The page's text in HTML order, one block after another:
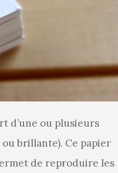
d’une ou plusieurs
brillante). Ce papier
de reproduire les